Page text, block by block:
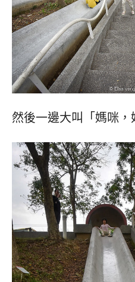
然後一邊大叫「媽咪，